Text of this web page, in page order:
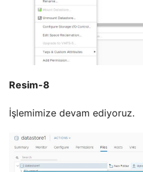
Resim-8
İşlemimize devam ediyoruz.